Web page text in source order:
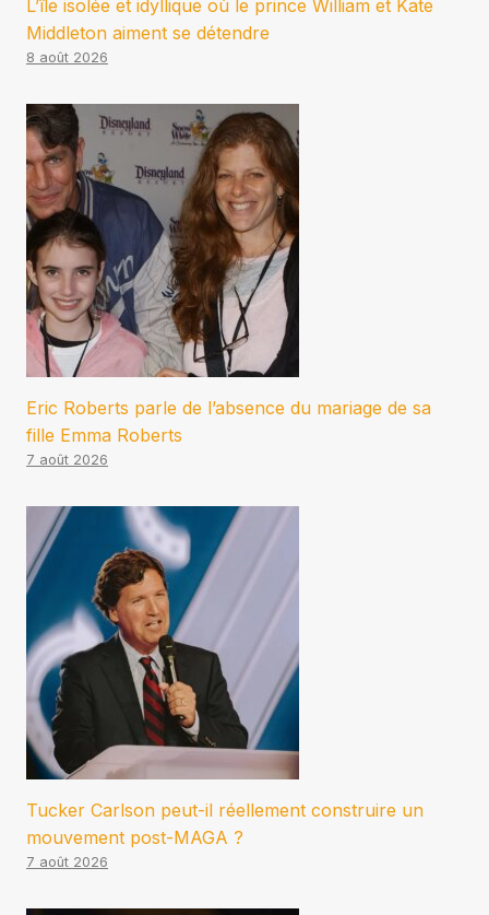
L’île isolée et idyllique où le prince William et Kate
Middleton aiment se détendre
8 août 2026
Eric Roberts parle de l’absence du mariage de sa
fille Emma Roberts
7 août 2026
Tucker Carlson peut-il réellement construire un
mouvement post-MAGA ?
7 août 2026